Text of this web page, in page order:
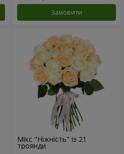
Замовити
Мікс "Ніжність" із 21
троянди